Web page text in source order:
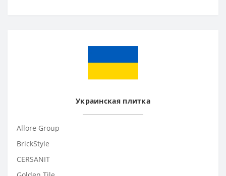
Украинская плитка
Allore Group
BrickStyle
CERSANIT